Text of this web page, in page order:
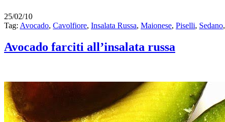
25/02/10
Tag: Avocado, Cavolfiore, Insalata Russa, Maionese, Piselli, Sedano,
Avocado farciti all’insalata russa